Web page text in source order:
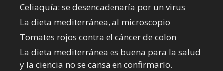
Celiaquía: se desencadenaría por un virus
La dieta mediterránea, al microscopio
Tomates rojos contra el cáncer de colon
La dieta mediterránea es buena para la salud
y la ciencia no se cansa en confirmarlo.